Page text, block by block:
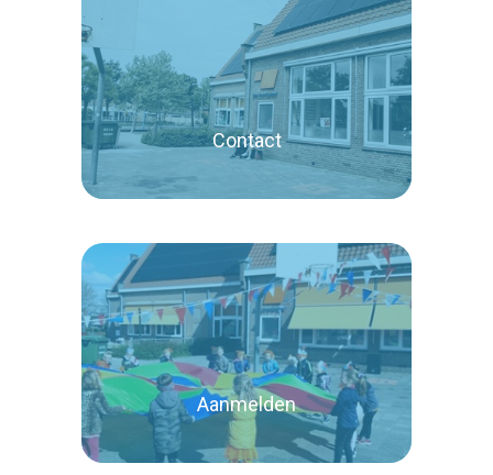
Lees verder
Contact
Lees verder
Aanmelden